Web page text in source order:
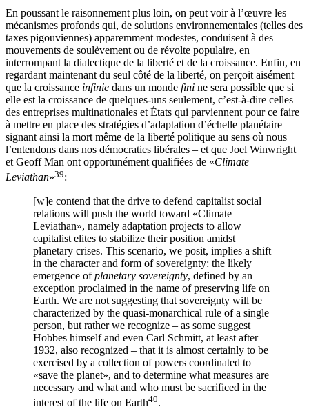
En poussant le raisonnement plus loin, on peut voir à l’œuvre les
mécanismes profonds qui, de solutions environnementales (telles des
taxes pigouviennes) apparemment modestes, conduisent à des
mouvements de soulèvement ou de révolte populaire, en
interrompant la dialectique de la liberté et de la croissance. Enfin, en
regardant maintenant du seul côté de la liberté, on perçoit aisément
que la croissance infinie dans un monde fini ne sera possible que si
elle est la croissance de quelques-uns seulement, c’est-à-dire celles
des entreprises multinationales et États qui parviennent pour ce faire
à mettre en place des stratégies d’adaptation d’échelle planétaire –
signant ainsi la mort même de la liberté politique au sens où nous
l’entendons dans nos démocraties libérales – et que Joel Winwright
et Geoff Man ont opportunément qualifiées de «Climate
Leviathan»39:
[w]‌e contend that the drive to defend capitalist social
relations will push the world toward «Climate
Leviathan», namely adaptation projects to allow
capitalist elites to stabilize their position amidst
planetary crises. This scenario, we posit, implies a shift
in the character and form of sovereignty: the likely
emergence ofplanetary sovereignty, defined by an
exception proclaimed in the name of preserving life on
Earth. We are not suggesting that sovereignty will be
characterized by the quasi-monarchical rule of a single
person, but rather we recognize – as some suggest
Hobbes himself and even Carl Schmitt, at least after
1932, also recognized – that it is almost certainly to be
exercised by a collection of powers coordinated to
«save the planet», and to determine what measures are
necessary and what and who must be sacrificed in the
interest of the life on Earth40.